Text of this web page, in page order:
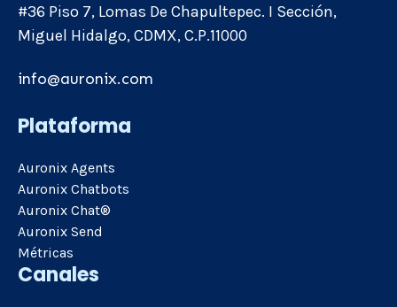
#36 Piso 7, Lomas De Chapultepec. I Sección,
Miguel Hidalgo, CDMX, C.P.11000
info@auronix.com
Plataforma
Auronix Agents
Auronix Chatbots
Auronix Chat®
Auronix Send
Métricas
Canales